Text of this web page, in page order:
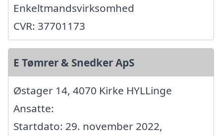
Enkeltmandsvirksomhed
CVR: 37701173
E Tømrer & Snedker ApS
Østager 14, 4070 Kirke HYLLinge
Ansatte:
Startdato: 29. november 2022,